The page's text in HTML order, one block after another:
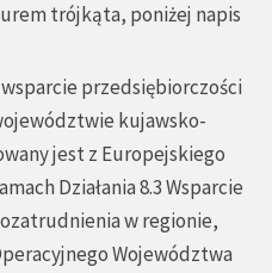
przedsiębiorczości
kujawsko-
jest z Europejskiego
Działania 8.3 Wsparcie
w regionie,
Województwa